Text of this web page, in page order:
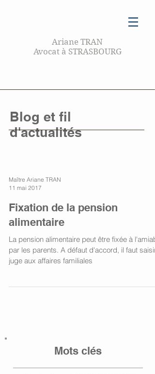
Ariane TRAN
Avocat à STRASBOURG
Blog et fil
d'actualités
Maître Ariane TRAN
11 mai 2017
Fixation de la pension
alimentaire
La pension alimentaire peut être fixée à
par les parents. A défaut d'accord, il faut saisir
juge aux affaires familiales
Mots clés